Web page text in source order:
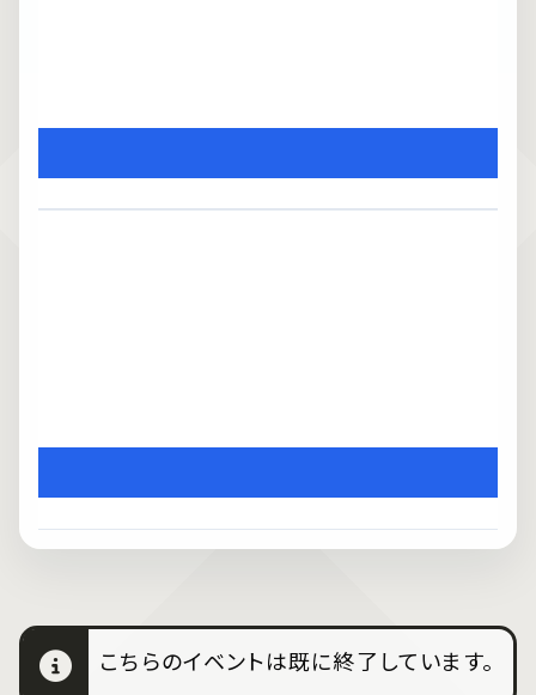
こちらのイベントは既に終了しています。